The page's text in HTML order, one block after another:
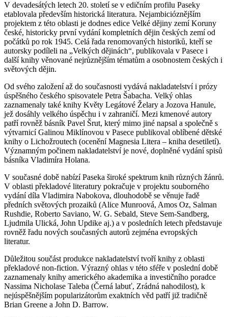
V devadesátých letech 20. století se v edičním profilu Paseky
etablovala především historická literatura. Nejambicióznějším
projektem z této oblasti je dodnes edice Velké dějiny zemí Koruny
české, historicky první vydání kompletních dějin českých zemí od
počátků po rok 1945. Celá řada renomovaných historiků, kteří se
autorsky podíleli na „Velkých dějinách“, publikovala v Pasece i
další knihy věnované nejrůznějším tématům a osobnostem českých i
světových dějin.
Od svého založení až do současnosti vydává nakladatelství i prózy
úspěšného českého spisovatele Petra Šabacha. Velký ohlas
zaznamenaly také knihy Květy Legátové Želary a Jozova Hanule,
jež dosáhly velkého úspěchu i v zahraničí. Mezi kmenové autory
patří rovněž básník Pavel Šrut, který mimo jiné napsal a společně s
výtvarnicí Galinou Miklínovou v Pasece publikoval oblíbené dětské
knihy o Lichožroutech (ocenění Magnesia Litera – kniha desetiletí).
Významným počinem nakladatelství je nové, doplněné vydání spisů
básníka Vladimíra Holana.
V současné době nabízí Paseka široké spektrum knih různých žánrů.
V oblasti překladové literatury pokračuje v projektu souborného
vydání díla Vladimira Nabokova, dlouhodobě se věnuje řadě
předních světových prozaiků (Alice Munroová, Amos Oz, Salman
Rushdie, Roberto Saviano, W. G. Sebald, Steve Sem-Sandberg,
Ljudmila Ulická, John Updike aj.) a v posledních letech představuje
rovněž řadu nových současných autorů zejména evropských
literatur.
Důležitou součást produkce nakladatelství tvoří knihy z oblasti
překladové non-fiction. Výrazný ohlas v této sféře v poslední době
zaznamenaly knihy amerického akademika a investičního poradce
Nassima Nicholase Taleba (Černá labuť, Zrádná nahodilost), k
nejúspěšnějším popularizátorům exaktních věd patří již tradičně
Brian Greene a John D. Barrow.